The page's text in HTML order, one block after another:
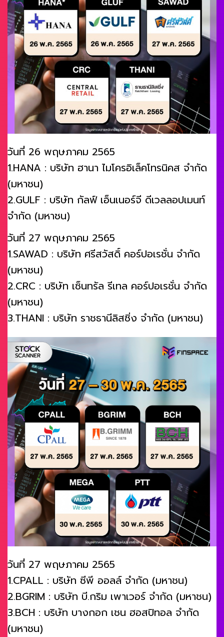
วันที่ 26 พฤษภาคม 2565
1.HANA : บริษัท ฮานา ไมโครอิเล็คโทรนิคส จำกัด
(มหาชน)
2.GULF : บริษัท กัลฟ์ เอ็นเนอร์จี ดีเวลลอปเมนท์
จำกัด (มหาชน)
วันที่ 27 พฤษภาคม 2565
1.SAWAD : บริษัท ศรีสวัสดิ์ คอร์ปอเรชั่น จำกัด
(มหาชน)
2.CRC : บริษัท เซ็นทรัล รีเทล คอร์ปอเรชั่น จำกัด
(มหาชน)
3.THANI : บริษัท ราชธานีลิสซิ่ง จำกัด (มหาชน)
วันที่ 27 พฤษภาคม 2565
1.CPALL : บริษัท ซีพี ออลล์ จำกัด (มหาชน)
2.BGRIM : บริษัท บี.กริม เพาเวอร์ จำกัด (มหาชน)
3.BCH : บริษัท บางกอก เชน ฮอสปิทอล จำกัด
(มหาชน)